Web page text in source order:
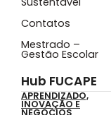
Contatos
Mestrado –
Gestão Escolar
Hub FUCAPE
APRENDIZADO,
INOVAÇÃO E
NEGÓCIOS